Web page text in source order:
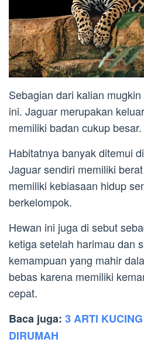
Sebagian dari kalian
ini. Jaguar merupakan
memiliki badan cukup besar.
Habitatnya banyak ditemui
Jaguar sendiri memiliki
memiliki kebiasaan hidup
berkelompok.
Hewan ini juga di sebut
ketiga setelah harimau dan
kemampuan yang mahir
bebas karena memiliki
cepat.
Baca juga: 3 ARTI
DIRUMAH